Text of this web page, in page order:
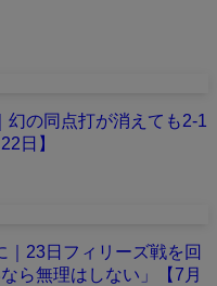
幻の同点打が消えても2-1
日】
｜23日フィリーズ戦を回
ら無理はしない」【7月